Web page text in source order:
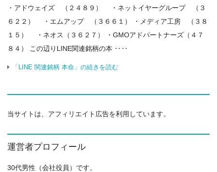
・アドウェイズ （２４８９） ・ネットイヤーグループ （３
６２２） ・エムアップ （３６６１） ・メディア工房 （３８
１５） ・ネオス（３６２７） ・GMOアドパートナーズ（４７
８４） この辺りLINE関連銘柄の本 ‥‥
「LINE 関連銘柄 本命」の続きを読む
当サイトは、アフィリエイト広告を利用しています。
運営者プロフィール
30代男性（会社役員）です。